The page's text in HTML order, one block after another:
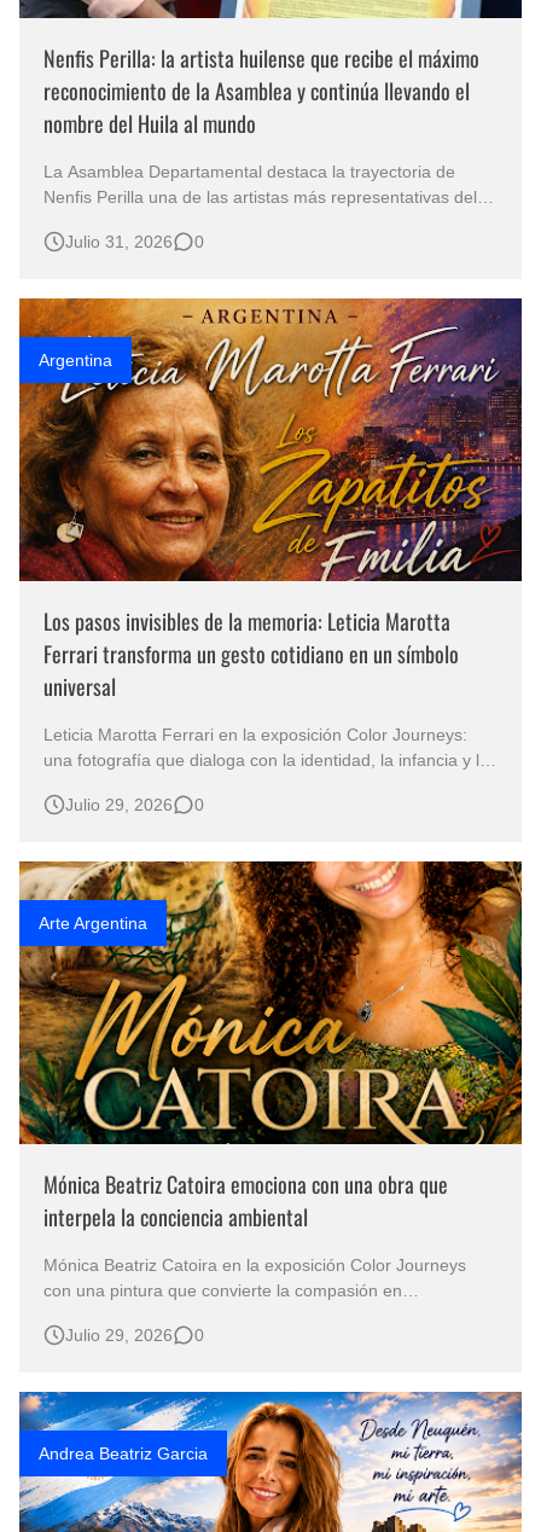
Nenfis Perilla: la artista huilense que recibe el máximo
reconocimiento de la Asamblea y continúa llevando el
nombre del Huila al mundo
La Asamblea Departamental destaca la trayectoria de
Nenfis Perilla una de las artistas más representativas del
también se escribe a través de sus artistas, porque son
paisaje en ob…
Julio 31, 2026 0
Argentina
Los pasos invisibles de la memoria: Leticia Marotta
Ferrari transforma un gesto cotidiano en un símbolo
universal
Leticia Marotta Ferrari en la exposición Color Journeys:
una fotografía que dialoga con la identidad, la infancia y la
pequeños zapatos cuentan la historia de un continente
que permanec…
Julio 29, 2026 0
Arte Argentina
Mónica Beatriz Catoira emociona con una obra que
interpela la conciencia ambiental
Mónica Beatriz Catoira en la exposición Color Journeys
con una pintura que convierte la compasión en
internacional donde el arte encuentra una voz para
de indiferencia su compromiso con…
Julio 29, 2026 0
Andrea Beatriz Garcia